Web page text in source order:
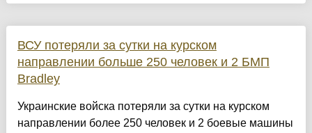
ВСУ потеряли за сутки на курском
направлении больше 250 человек и 2 БМП
Bradley
Украинские войска потеряли за сутки на курском
направлении более 250 человек и 2 боевые машины